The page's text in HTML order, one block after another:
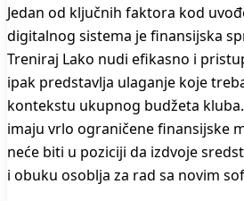
Jedan od ključnih faktora kod
digitalnog sistema je finansijska
Treniraj Lako nudi efikasno i
ipak predstavlja ulaganje koje
kontekstu ukupnog budžeta
imaju vrlo ograničene finansijske
neće biti u poziciji da izdvoje
i obuku osoblja za rad sa novim